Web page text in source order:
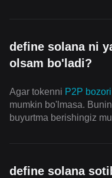
define solana ni
olsam bo'ladi?
Agar tokenni P2P bozori
mumkin bo'lmasa.
buyurtma berishingiz
define solana